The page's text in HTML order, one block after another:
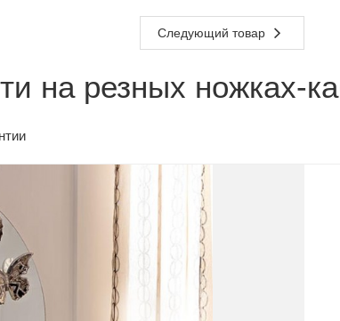
Следующий товар
на резных ножках-